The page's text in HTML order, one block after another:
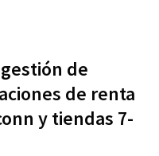
de
de renta
y tiendas 7-